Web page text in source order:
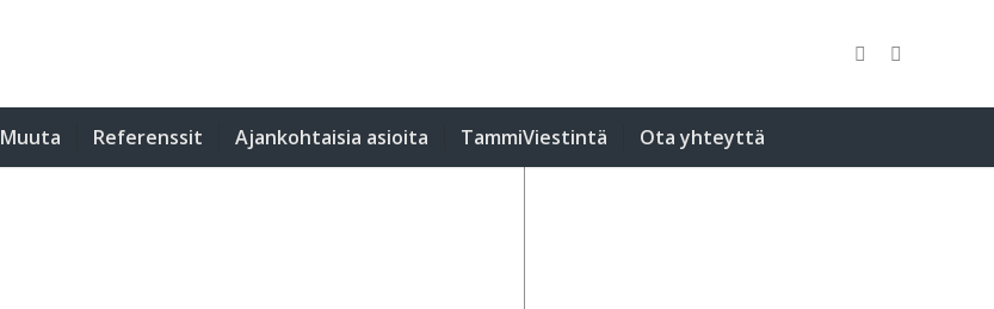
Muuta Referenssit Ajankohtaisia asioita TammiViestintä Ota yhteyttä